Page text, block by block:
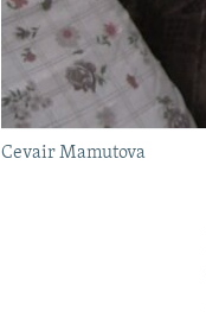
Cevair Mamutova